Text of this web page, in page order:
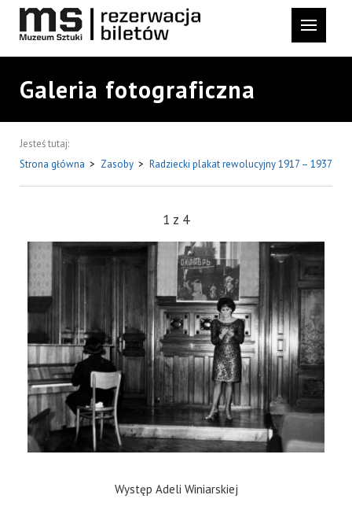
Galeria fotograficzna
Jesteś tutaj:
Strona główna > Zasoby > Radziecki plakat rewolucyjny 1917 – 1937
1 z 4
Występ Adeli Winiarskiej